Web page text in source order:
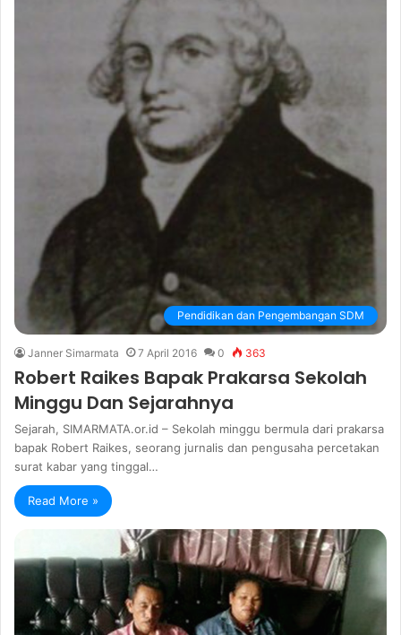
Pendidikan dan Pengembangan SDM
Janner Simarmata 7 April 2016 0 363
Robert Raikes Bapak Prakarsa Sekolah
Minggu Dan Sejarahnya
Sejarah, SIMARMATA.or.id – Sekolah minggu bermula dari prakarsa
bapak Robert Raikes, seorang jurnalis dan pengusaha percetakan
surat kabar yang tinggal…
Read More »